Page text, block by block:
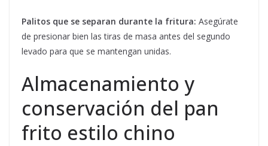
Palitos que se separan durante la fritura: Asegúrate
de presionar bien las tiras de masa antes del segundo
levado para que se mantengan unidas.
Almacenamiento y
conservación del pan
frito estilo chino